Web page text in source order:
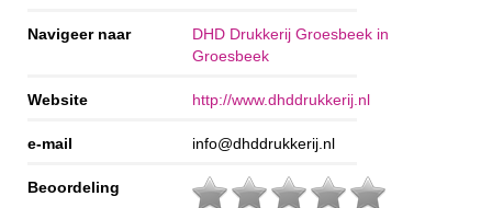
Navigeer naar
DHD Drukkerij Groesbeek in
Groesbeek
Website http://www.dhddrukkerij.nl
e-mail info@dhddrukkerij.nl
Beoordeling